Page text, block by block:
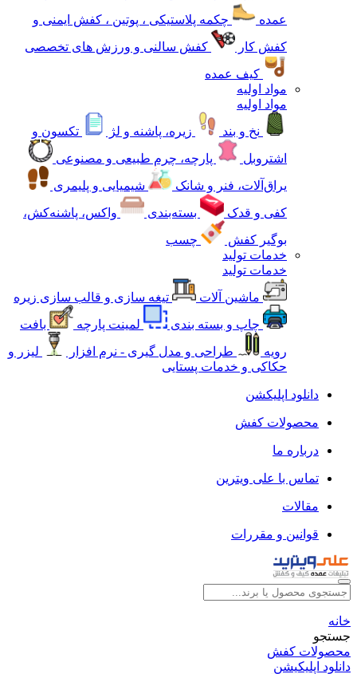
عمده
چکمه پلاستیکی ، پوتین ، کفش ایمنی و
کفش کار
کفش سالنی و ورزش های تخصصی
کیف عمده
مواد اولیه
مواد اولیه
نخ و بند
زیره، پاشنه و لژ
تکسون و
اشتروبل
پارچه، چرم طبیعی و مصنوعی
یراق‌آلات، فنر و شانک
شیمیایی و پلیمری
کفی و قدک
بسته‌بندی
واکس، پاشنه‌کش،
بوگیر کفش
چسب
خدمات تولید
خدمات تولید
ماشین آلات
تیغه سازی و قالب سازی زیره
چاپ و بسته بندی
لمینت پارچه
بافت
رویه
طراحی و مدل گیری - نرم افزار
لیزر و
حکاکی و خدمات پستایی
دانلود اپلیکشن
محصولات کفش
درباره ما
تماس با علی ویترین
مقالات
قوانین و مقررات
خانه
جستجو
محصولات کفش
دانلود اپلیکیشن